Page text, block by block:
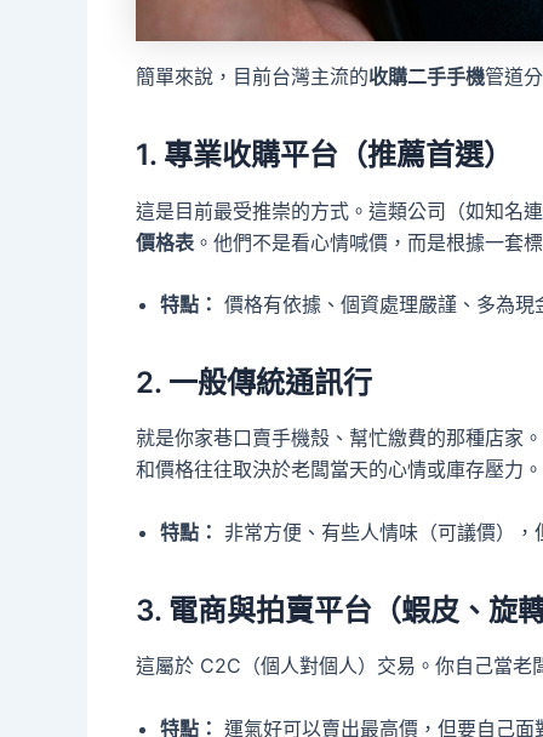
簡單來說，目前台灣主流的收購二手手機管道
1. 專業收購平台（推薦首選）
這是目前最受推崇的方式。這類公司（如知名
價格表 。他們不是看心情喊價，而是根據一套
特點： 價格有依據、個資處理嚴謹、多為現
2. 一般傳統通訊行
就是你家巷口賣手機殼、幫忙繳費的那種店家
和價格往往取決於老闆當天的心情或庫存壓力。
特點： 非常方便、有些人情味（可議價），
3. 電商與拍賣平台（蝦皮、旋
這屬於 C2C（個人對個人）交易。你自己當老
特點： 運氣好可以賣出最高價，但要自己